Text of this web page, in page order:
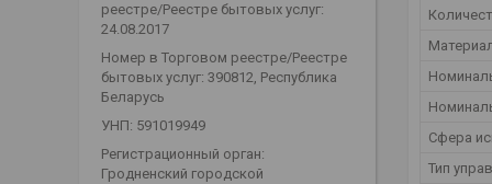
Сфера
Тип
реестре/Реестре бытовых услуг:
24.08.2017
Номер в Торговом реестре/Реестре
бытовых услуг: 390812, Республика
Беларусь
УНП: 591019949
Регистрационный орган:
Гродненский городской